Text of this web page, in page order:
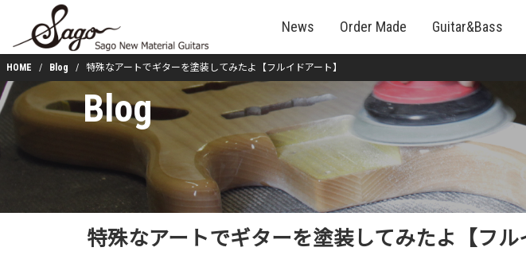
News Order Made Guitar&Bass
HOME Blog 特殊なアートでギターを塗装してみたよ【フルイドアート】
Blog
特殊なアートでギターを塗装してみたよ【フル